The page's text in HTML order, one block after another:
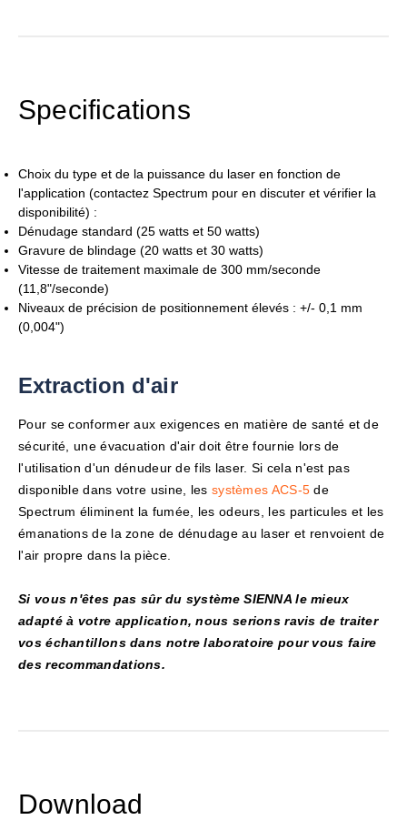
Specifications
Choix du type et de la puissance du laser en fonction de
l'application (contactez Spectrum pour en discuter et vérifier la
disponibilité) :
Dénudage standard (25 watts et 50 watts)
Gravure de blindage (20 watts et 30 watts)
Vitesse de traitement maximale de 300 mm/seconde
(11,8"/seconde)
Niveaux de précision de positionnement élevés : +/- 0,1 mm
(0,004")
Extraction d'air
Pour se conformer aux exigences en matière de santé et de
sécurité, une évacuation d'air doit être fournie lors de
l'utilisation d'un dénudeur de fils laser. Si cela n'est pas
disponible dans votre usine, les systèmes ACS-5 de
Spectrum éliminent la fumée, les odeurs, les particules et les
émanations de la zone de dénudage au laser et renvoient de
l'air propre dans la pièce.
Si vous n'êtes pas sûr du système SIENNA le mieux
adapté à votre application, nous serions ravis de traiter
vos échantillons dans notre laboratoire pour vous faire
des recommandations.
Download